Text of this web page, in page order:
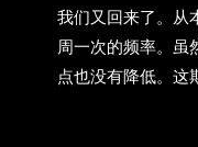
我们又回来了。从
周一次的频率。虽
点也没有降低。这